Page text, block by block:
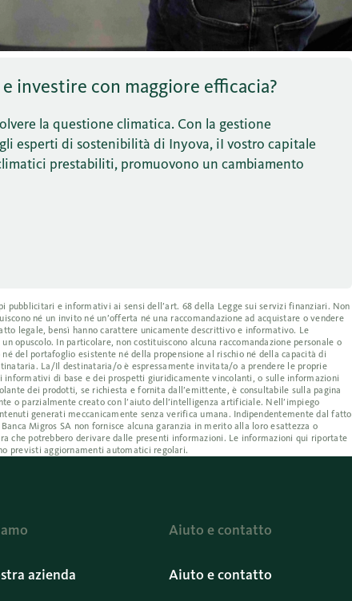
investire con maggiore efficacia?
la questione climatica. Con la gestione
esperti di sostenibilità di Inyova, iI vostro capitale
prestabiliti, promuovono un cambiamento
pubblicitari e informativi ai sensi dell’art. 68 della Legge sui servizi finanziari. Non
né un invito né un’offerta né una raccomandazione ad acquistare o vendere
legale, bensì hanno carattere unicamente descrittivo e informativo. Le
opuscolo. In particolare, non costituiscono alcuna raccomandazione personale o
del portafoglio esistente né della propensione al rischio né della capacità di
La/Il destinataria/o è espressamente invitata/o a prendere le proprie
di base e dei prospetti giuridicamente vincolanti, o sulle informazioni
dei prodotti, se richiesta e fornita dall’emittente, è consultabile sulla pagina
o parzialmente creato con l’aiuto dell’intelligenza artificiale. Nell’impiego
generati meccanicamente senza verifica umana. Indipendentemente dal fatto
Migros SA non fornisce alcuna garanzia in merito alla loro esattezza o
che potrebbero derivare dalle presenti informazioni. Le informazioni qui riportate
previsti aggiornamenti automatici regolari.
azienda
Aiuto e contatto
Aiuto e contatto